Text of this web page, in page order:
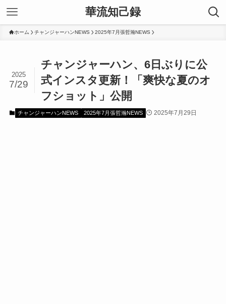
華流知己録
ホーム チャンジャーハンNEWS 2025年7月張哲瀚NEWS
チャンジャーハン、6日ぶりに公
式インスタ更新！「爽快な夏のオ
フショット」公開
2025
7/29
チャンジャーハンNEWS 2025年7月張哲瀚NEWS 2025年7月29日